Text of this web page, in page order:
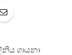
ගායනා